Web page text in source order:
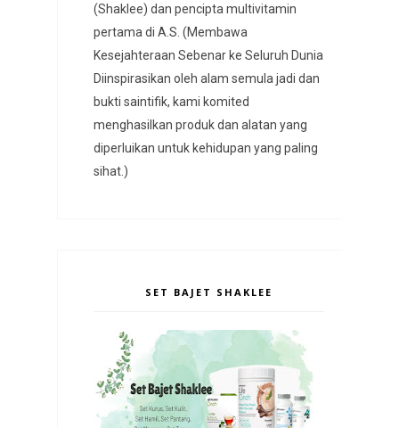
(Shaklee) dan pencipta multivitamin
pertama di A.S. (Membawa
Kesejahteraan Sebenar ke Seluruh Dunia
Diinspirasikan oleh alam semula jadi dan
bukti saintifik, kami komited
menghasilkan produk dan alatan yang
diperluikan untuk kehidupan yang paling
sihat.)
SET BAJET SHAKLEE